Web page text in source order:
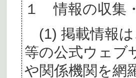
１ 情報の収集
(1) 掲載情報は
等の公式ウェブ
や関係機関を網